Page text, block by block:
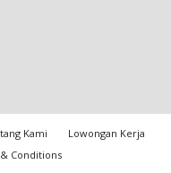
Kami
Lowongan Kerja
Conditions